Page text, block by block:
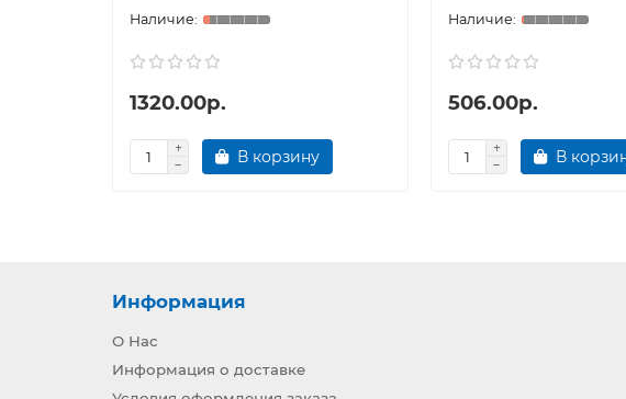
1320.00р.
В корзину
506.00р.
В
Информация
О Нас
Информация о доставке